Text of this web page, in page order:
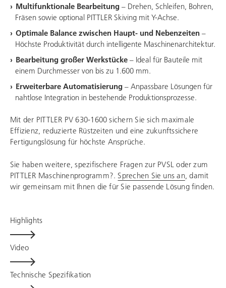
Highlights
Video
Technische Spezifikation
Multifunktionale Bearbeitung – Drehen, Schleifen, Bohren,
Fräsen sowie optional PITTLER Skiving mit Y-Achse.​
Optimale Balance zwischen Haupt- und Nebenzeiten –
Höchste Produktivität durch intelligente Maschinenarchitektur.​
Bearbeitung großer Werkstücke – Ideal für Bauteile mit
einem Durchmesser von bis zu 1.600 mm.​
Erweiterbare Automatisierung – Anpassbare Lösungen für
nahtlose Integration in bestehende Produktionsprozesse.​
Mit der PITTLER PV 630-1600 sichern Sie sich maximale
Effizienz, reduzierte Rüstzeiten und eine zukunftssichere
Fertigungslösung für höchste Ansprüche. ​
Sie haben weitere, spezifischere Fragen zur PVSL oder zum
PITTLER Maschinenprogramm?. Sprechen Sie uns an, damit
wir gemeinsam mit Ihnen die für Sie passende Lösung finden.